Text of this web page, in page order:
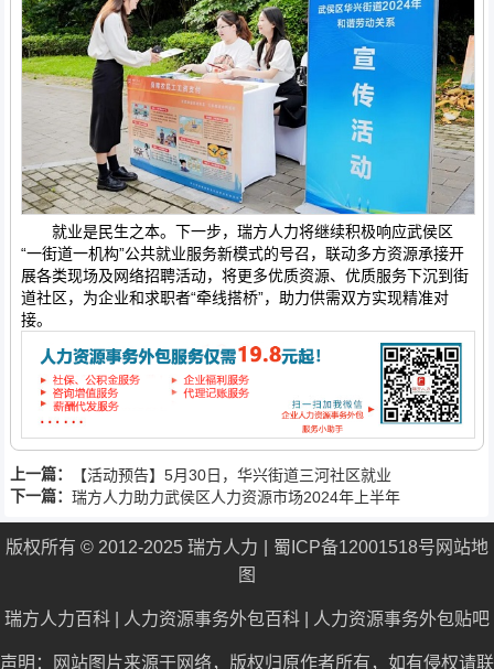
就业是民生之本。下一步，瑞方人力将继续积极响应武侯区
“一街道一机构”公共就业服务新模式的号召，联动多方资源承接开
展各类现场及网络招聘活动，将更多优质资源、优质服务下沉到街
道社区，为企业和求职者“牵线搭桥”，助力供需双方实现精准对
接。
上一篇：
【活动预告】5月30日，华兴街道三河社区就业
服务小站技能培训暨劳动就业一站式服务平台启
动仪式火热来袭！
下一篇： 瑞方人力助力武侯区人力资源市场2024年上半年
就业服务工作再创新高！
版权所有 © 2012-2025 瑞方人力 蜀ICP备12001518号 网站地
图
瑞方人力百科 人力资源事务外包百科 人力资源事务外包贴吧
声明：网站图片来源于网络，版权归原作者所有，如有侵权请联